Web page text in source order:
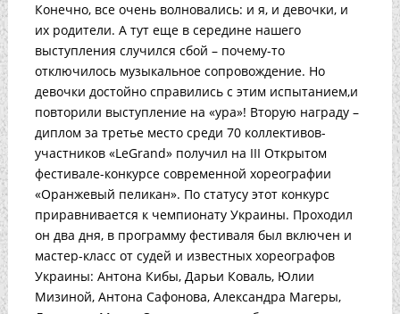
Конечно, все очень волновались: и я, и девочки, и
их родители. А тут еще в середине нашего
выступления случился сбой – почему-то
отключилось музыкальное сопровождение. Но
девочки достойно справились с этим испытанием,и
повторили выступление на «ура»! Вторую награду –
диплом за третье место среди 70 коллективов-
участников «LeGrand» получил на III Открытом
фестивале-конкурсе современной хореографии
«Оранжевый пеликан». По статусу этот конкурс
приравнивается к чемпионату Украины. Проходил
он два дня, в программу фестиваля был включен и
мастер-класс от судей и известных хореографов
Украины: Антона Кибы, Дарьи Коваль, Юлии
Мизиной, Антона Сафонова, Александра Магеры,